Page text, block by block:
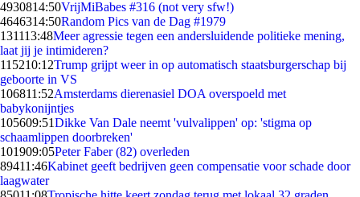
4930814:50VrijMiBabes #316 (not very sfw!)
4646314:50Random Pics van de Dag #1979
131113:48Meer agressie tegen een andersluidende politieke mening,
laat jij je intimideren?
115210:12Trump grijpt weer in op automatisch staatsburgerschap bij
geboorte in VS
106811:52Amsterdams dierenasiel DOA overspoeld met
babykonijntjes
105609:51Dikke Van Dale neemt 'vulvalippen' op: 'stigma op
schaamlippen doorbreken'
101909:05Peter Faber (82) overleden
89411:46Kabinet geeft bedrijven geen compensatie voor schade door
laagwater